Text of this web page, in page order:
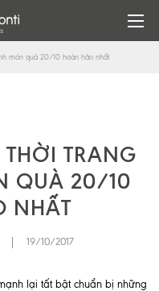
món quà 20/10 hoàn hảo nhất
TRANG
QUÀ 20/10
NHẤT
19/10/2017
lại tất bật chuẩn bị những